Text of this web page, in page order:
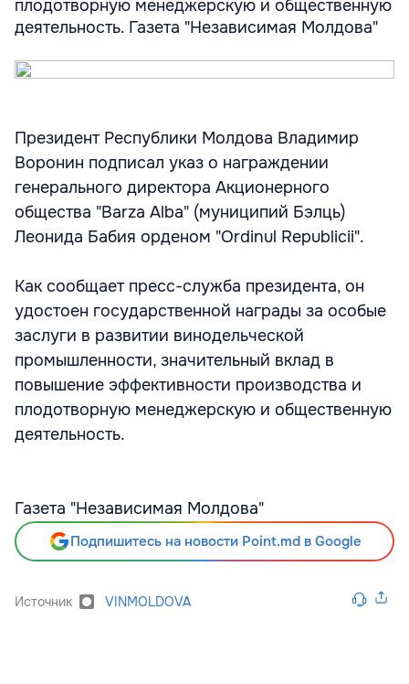
плодотворную менеджерскую и общественную
деятельность. Газета "Независимая Молдова"
Президент Республики Молдова Владимир
Воронин подписал указ о награждении
генерального директора Акционерного
общества "Barza Albа" (муниципий Бэлць)
Леонида Бабия орденом "Ordinul Republicii".
Как сообщает пресс-служба президента, он
удостоен государственной награды за особые
заслуги в развитии винодельческой
промышленности, значительный вклад в
повышение эффективности производства и
плодотворную менеджерскую и общественную
деятельность.
Газета "Независимая Молдова"
Подпишитесь на новости Point.md в Google
Источник VINMOLDOVA